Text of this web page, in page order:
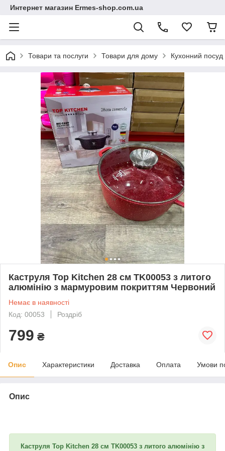
Интернет магазин Ermes-shop.com.ua
Товари та послуги Товари для дому Кухонний посуд
Каструля Top Kitchen 28 см TK00053 з литого
алюмінію з мармуровим покриттям Червоний
Немає в наявності
Код: 00053
Роздріб
799 ₴
Опис Характеристики Доставка Оплата Умови
Опис
Каструля Top Kitchen 28 см TK00053 з литого алюмінію з